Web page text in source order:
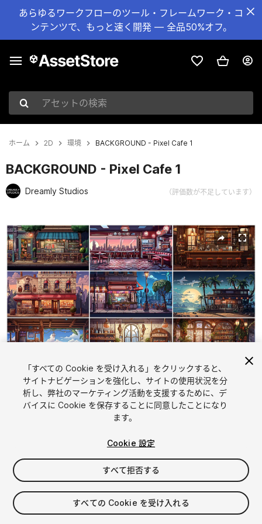
あらゆるワークフローのツール・フレームワーク・コ
ンテンツで、もっと速く開発 — 全品50%オフ。
アセットの検索
ホーム 2D 環境 BACKGROUND - Pixel Cafe 1
BACKGROUND - Pixel Cafe 1
Dreamly Studios （評価数が不足しています）
現在のスライド：1 / 25
1/ 25
$19.99
消費税は決済時に計算されます
「すべての Cookie を受け入れる」をクリックすると、
サイトナビゲーションを強化し、サイトの使用状況を分
析し、弊社のマーケティング活動を支援するために、デ
バイスに Cookie を保存することに同意したことになり
ます。
Cookie 設定
すべて拒否する
すべての Cookie を受け入れる